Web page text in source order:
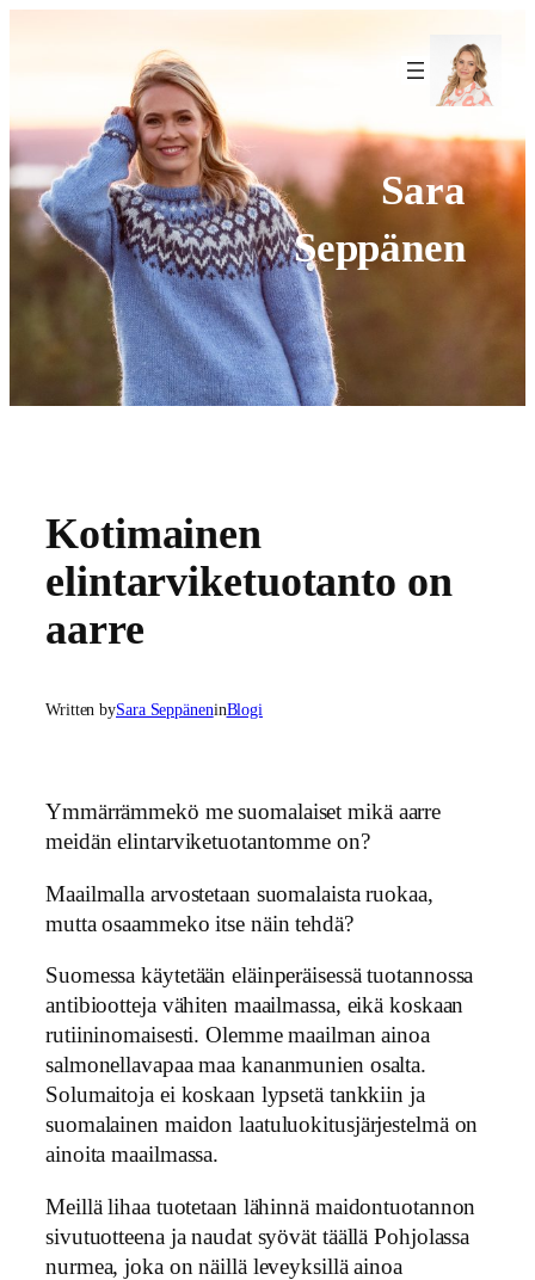
Sara
Seppänen
Kotimainen
elintarviketuotanto on
aarre
Written bySara SeppäneninBlogi
Ymmärrämmekö me suomalaiset mikä aarre
meidän elintarviketuotantomme on?
Maailmalla arvostetaan suomalaista ruokaa,
mutta osaammeko itse näin tehdä?
Suomessa käytetään eläinperäisessä tuotannossa
antibiootteja vähiten maailmassa, eikä koskaan
rutiininomaisesti. Olemme maailman ainoa
salmonellavapaa maa kananmunien osalta.
Solumaitoja ei koskaan lypsetä tankkiin ja
suomalainen maidon laatuluokitusjärjestelmä on
ainoita maailmassa.
Meillä lihaa tuotetaan lähinnä maidontuotannon
sivutuotteena ja naudat syövät täällä Pohjolassa
nurmea, joka on näillä leveyksillä ainoa